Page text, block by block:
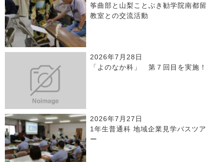
筝曲部と山梨ことぶき勧学院南都留
教室との交流活動
2026年7月28日
「よのなか科」 第７回目を実施！
2026年7月27日
1年生普通科 地域企業見学バスツア
ー